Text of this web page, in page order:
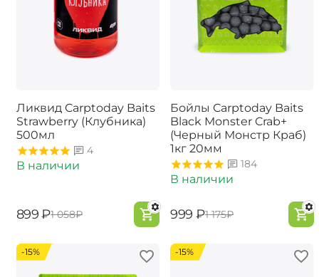
Ликвид Carptoday Baits
Strawberry (Клубника)
500мл
4
В наличии
‍899‍ ₽‍1 058‍₽
Бойлы Carptoday Baits
Black Monster Crab+
(Черный Монстр Краб)
1кг 20мм
184
В наличии
‍999‍ ₽‍1 175‍₽
-15% -15%